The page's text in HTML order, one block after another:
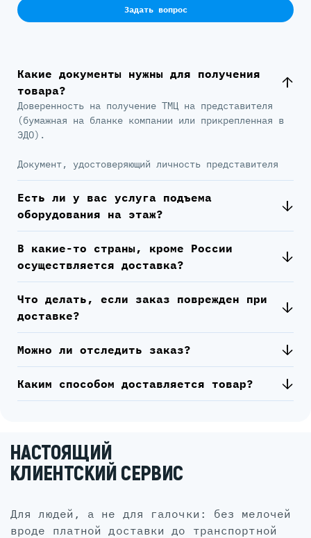
Задать вопрос
Какие документы нужны для получения
товара?
Доверенность на получение ТМЦ на представителя
(бумажная на бланке компании или прикрепленная в
ЭДО).
Документ, удостоверяющий личность представителя
Есть ли у вас услуга подъема
оборудования на этаж?
В какие-то страны, кроме России
осуществляется доставка?
Что делать, если заказ поврежден при
доставке?
Можно ли отследить заказ?
Каким способом доставляется товар?
НАСТОЯЩИЙ
КЛИЕНТСКИЙ СЕРВИС
для людей, а не для галочки: без мелочей
вроде платной доставки до транспортной